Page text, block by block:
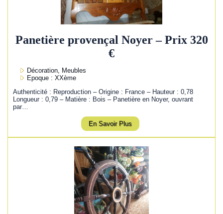
Panetière provençal Noyer – Prix 320
€
Décoration, Meubles
Epoque : XXème
Authenticité : Reproduction – Origine : France – Hauteur : 0,78
Longueur : 0,79 – Matière : Bois – Panetière en Noyer, ouvrant
par…
En Savoir Plus